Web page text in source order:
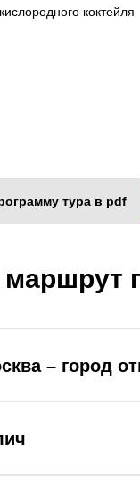
коктейля
тура в pdf
– город